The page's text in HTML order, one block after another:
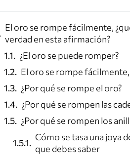
El oro se rompe fácilmente,
verdad en esta afirmación?
¿El oro se puede romper?
El oro se rompe fácilmente,
¿Por qué se rompe el oro?
¿Por qué se rompen las
¿Por qué se rompen los
Cómo se tasa una joya
que debes saber